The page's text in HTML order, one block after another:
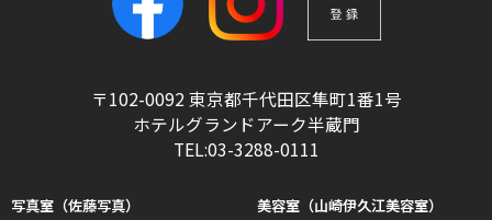
〒102-0092 東京都千代田区隼町1番1号
ホテルグランドアーク半蔵門
TEL:03-3288-0111
写真室（佐藤写真） 美容室（山崎伊久江美容室）